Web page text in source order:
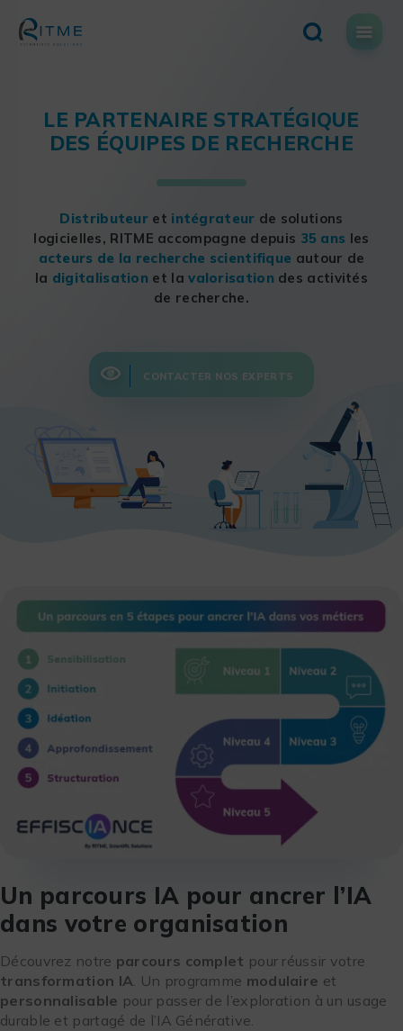
content
LE PARTENAIRE STRATÉGIQUE
DES ÉQUIPES DE RECHERCHE
Distributeur et intégrateur de solutions
logicielles, RITME accompagne depuis 35 ans les
acteurs de la recherche scientifique autour de
la digitalisation et lavalorisation des activités
de recherche.
CONTACTER NOS EXPERTS
Un parcours IA pour ancrer l’IA
dans votre organisation
Découvrez notre parcours complet pour réussir votre
transformation IA. Un programme modulaire et
personnalisable pour passer de l’exploration à un usage
durable et partagé de l’IA Générative.